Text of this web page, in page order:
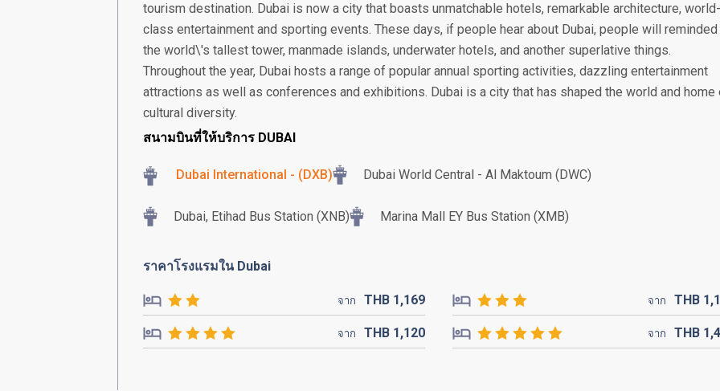
tourism destination. Dubai is now a city that boasts unmatchable hotels, remarkable architecture, world-
class entertainment and sporting events. These days, if people hear about Dubai, people will
the world\'s tallest tower, manmade islands, underwater hotels, and another superlative things.
Throughout the year, Dubai hosts a range of popular annual sporting activities, dazzling entertainment
attractions as well as conferences and exhibitions. Dubai is a city that has shaped the world and home
cultural diversity.
สนามบินที่ให้บริการ DUBAI
Dubai International - (DXB) Dubai World Central - Al Maktoum (DWC)
Dubai, Etihad Bus Station (XNB) Marina Mall EY Bus Station (XMB)
ราคาโรงแรมใน Dubai
จาก THB 1,169 จาก THB
จาก THB 1,120 จาก THB